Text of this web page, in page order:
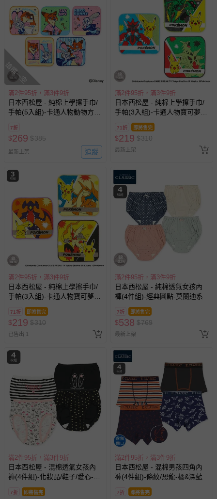
搶購一空
滿2件95折，滿3件9折
日本西松屋 - 純棉上學擦手巾/
手帕(5入組)-卡通人物動物方城
7折
$269 $385
最新上架 追蹤
滿2件95折，滿3件9折
日本西松屋 - 純棉上學擦手巾/
手帕(3入組)-卡通人物寶可夢-
綠系 (16×16cm)
71折 即將售完
$219 $310
最新上架
滿2件95折，滿3件9折
日本西松屋 - 純棉上學擦手巾/
手帕(3入組)-卡通人物寶可夢-
黃系 (16×16cm)
71折 即將售完
$219 $310
已售出 1
滿2件95折，滿3件9折
日本西松屋 - 純棉透氣女孩內
褲(4件組)-經典圓點-莫蘭迪系
7折 即將售完
$538 $769
最新上架
滿2件95折，滿3件9折
日本西松屋 - 混棉透氣女孩內
褲(4件組)-化妝品/鞋子/愛心-黑
7折 即將售完
滿2件95折，滿3件9折
日本西松屋 - 混棉男孩四角內
褲(4件組)-條紋/恐龍-橘&深藍
7折 即將售完